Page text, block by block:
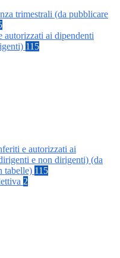
trimestrali (da pubblicare
autorizzati ai dipendenti
115
e autorizzati ai
e non dirigenti) (da
tabelle) 115
2